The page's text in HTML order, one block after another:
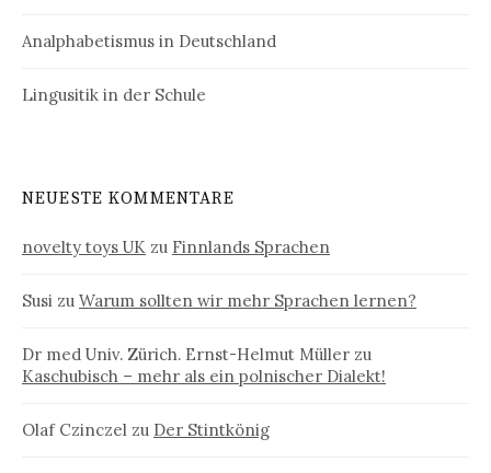
Analphabetismus in Deutschland
Lingusitik in der Schule
NEUESTE KOMMENTARE
novelty toys UK zu Finnlands Sprachen
Susi zu Warum sollten wir mehr Sprachen lernen?
Dr med Univ. Zürich. Ernst-Helmut Müller zu
Kaschubisch – mehr als ein polnischer Dialekt!
Olaf Czinczel zu Der Stintkönig